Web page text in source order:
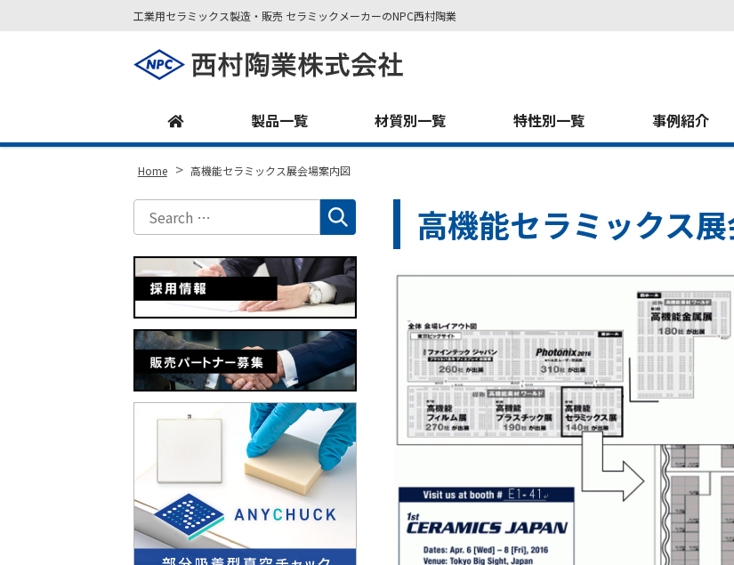
工業用セラミックス製造・販売 セラミックメーカーのNPC西村陶業
製品一覧 材質別一覧 特性別一覧 事例紹介
Home > 高機能セラミックス展会場案内図
高機能セラミックス